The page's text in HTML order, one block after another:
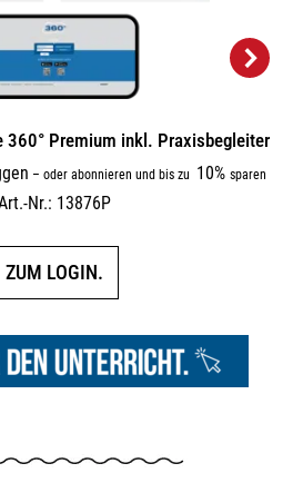
360° Premium inkl. Praxisbegleiter
– oder abonnieren und bis zu 10% sparen
Nr.: 13876P
ZUM LOGIN.